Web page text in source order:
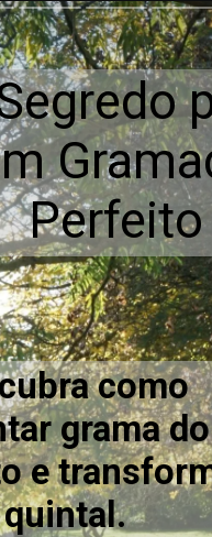
como
grama
e
Perfeito